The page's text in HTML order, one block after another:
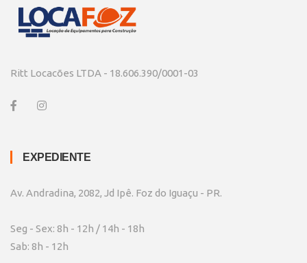
Ritt Locacões LTDA - 18.606.390/0001-03
EXPEDIENTE
Av. Andradina, 2082, Jd Ipê. Foz do Iguaçu - PR.
Seg - Sex: 8h - 12h / 14h - 18h
Sab: 8h - 12h